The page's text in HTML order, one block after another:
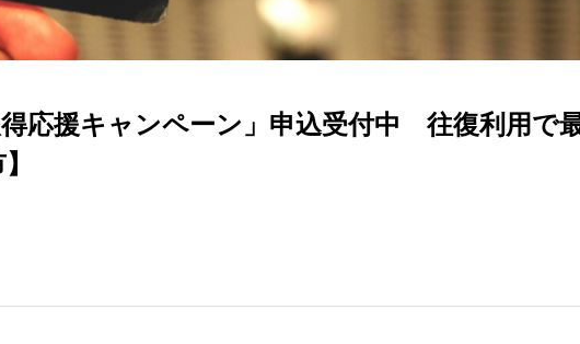
応援キャンペーン」申込受付中 往復利用で